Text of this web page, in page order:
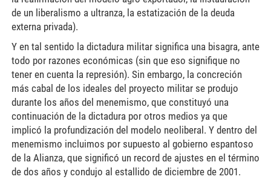
de un liberalismo a ultranza, la estatización de la deuda
externa privada).
Y en tal sentido la dictadura militar significa una bisagra, ante
todo por razones económicas (sin que eso signifique no
tener en cuenta la represión). Sin embargo, la concreción
más cabal de los ideales del proyecto militar se produjo
durante los años del menemismo, que constituyó una
continuación de la dictadura por otros medios ya que
implicó la profundización del modelo neoliberal. Y dentro del
menemismo incluimos por supuesto al gobierno espantoso
de la Alianza, que significó un record de ajustes en el término
de dos años y condujo al estallido de diciembre de 2001.